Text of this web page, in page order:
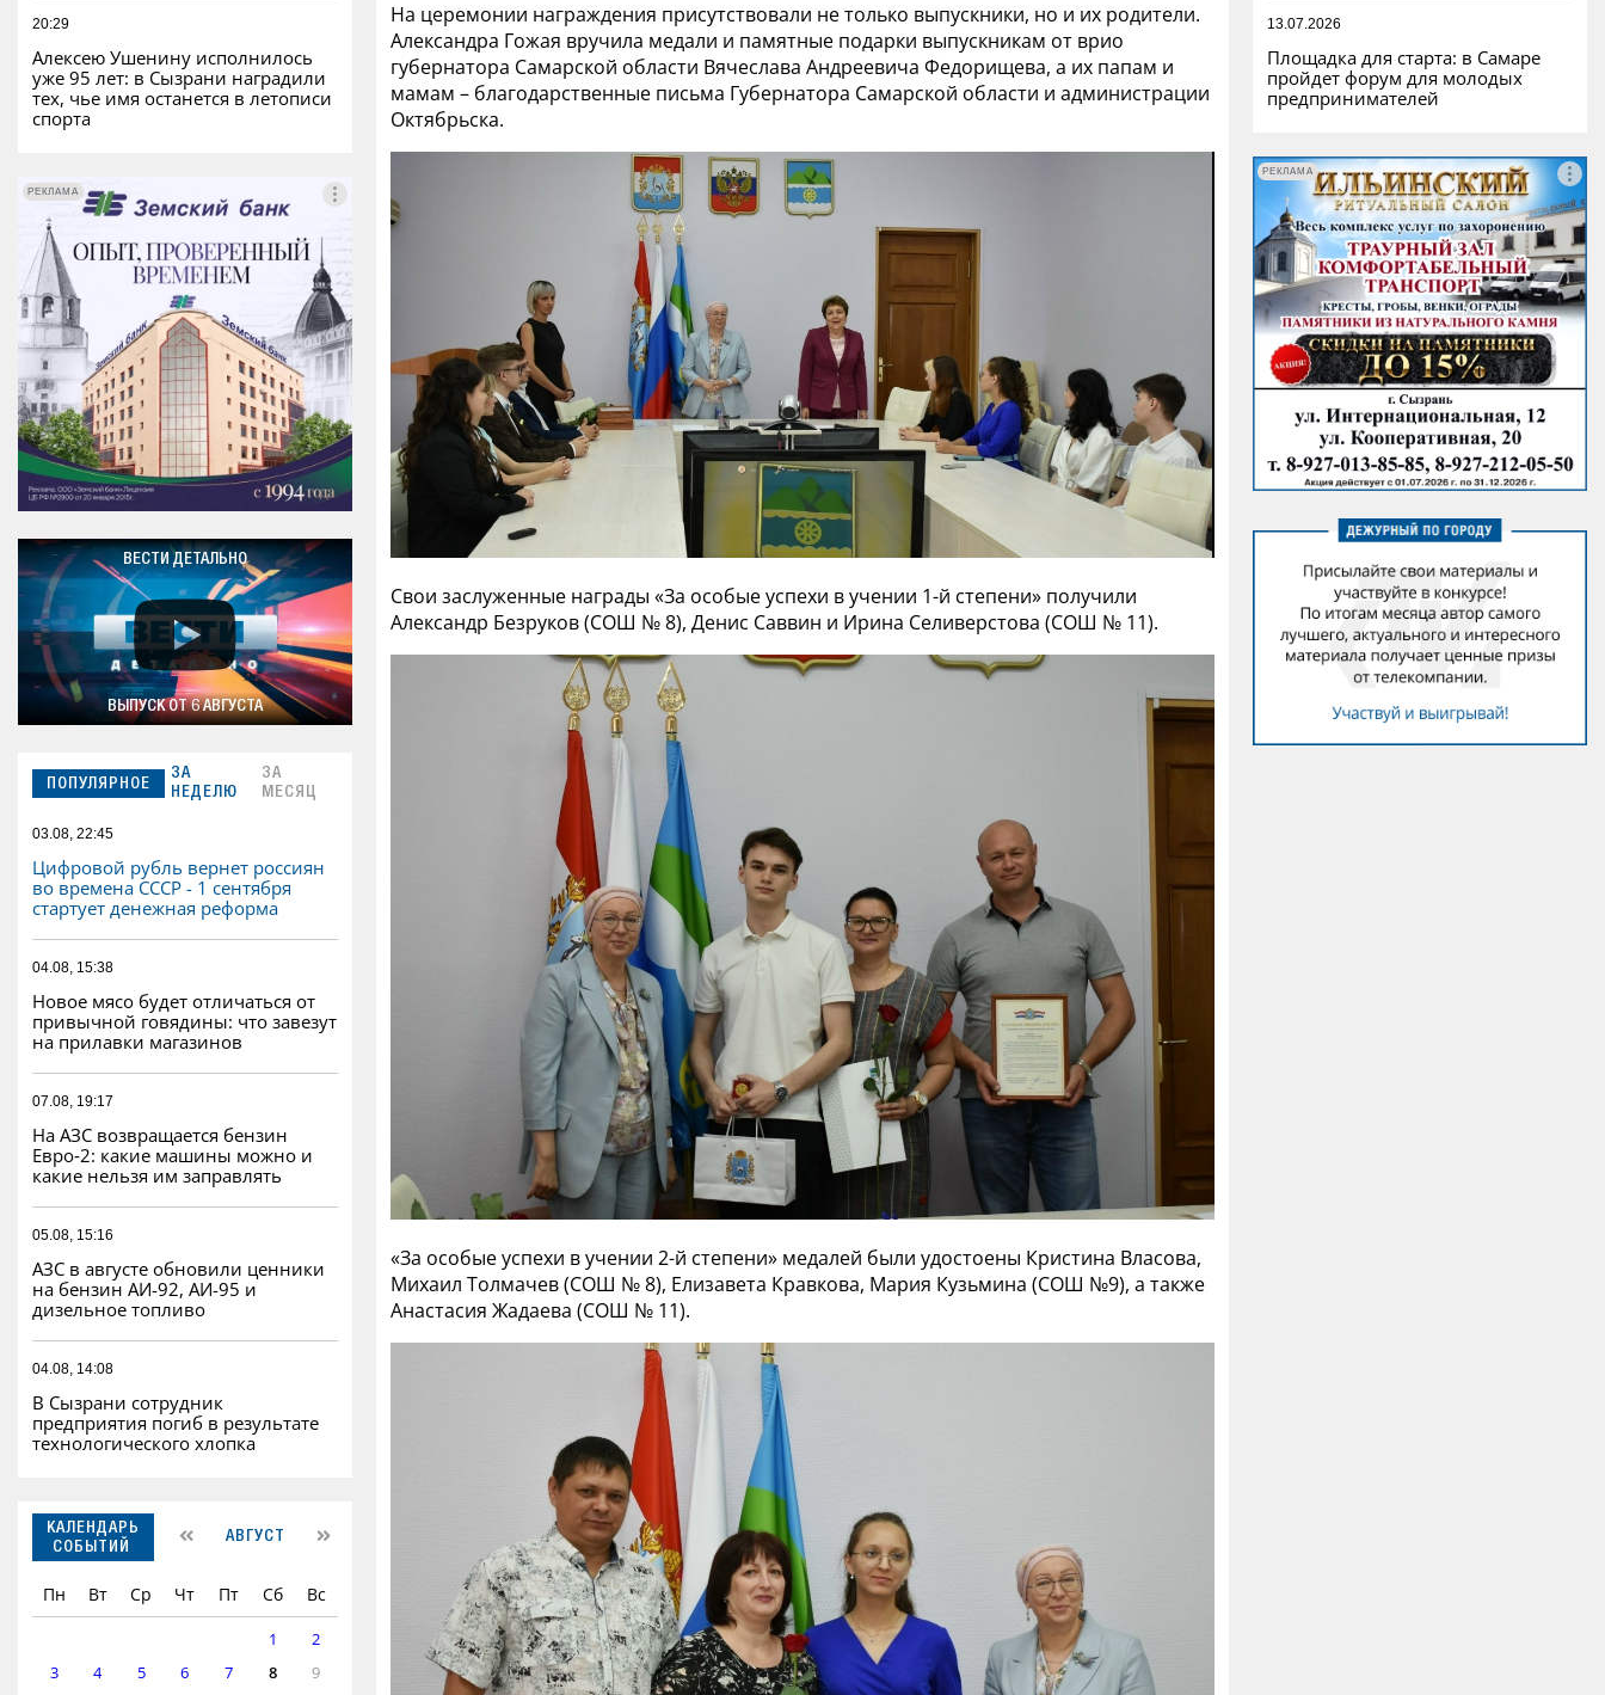
20:29
Алексею Ушенину исполнилось
уже 95 лет: в Сызрани наградили
тех, чье имя останется в летописи
спорта
РЕКЛАМА
РЕКЛАМА
ВЕСТИ ДЕТАЛЬНО
ВЫПУСК ОТ 6 АВГУСТА
ПОПУЛЯРНОЕ
ЗА
НЕДЕЛЮ
ЗА
МЕСЯЦ
03.08, 22:45
Цифровой рубль вернет россиян
во времена СССР - 1 сентября
стартует денежная реформа
04.08, 15:38
Новое мясо будет отличаться от
привычной говядины: что завезут
на прилавки магазинов
07.08, 19:17
На АЗС возвращается бензин
Евро‑2: какие машины можно и
какие нельзя им заправлять
05.08, 15:16
АЗС в августе обновили ценники
на бензин АИ-92, АИ-95 и
дизельное топливо
04.08, 14:08
В Сызрани сотрудник
предприятия погиб в результате
технологического хлопка
КАЛЕНДАРЬ
СОБЫТИЙ
АВГУСТ
Пн Вт Ср Чт Пт Сб Вс
1
2
3
4 5 6 7 8
9
На церемонии награждения присутствовали не только выпускники, но и их родители.
Александра Гожая вручила медали и памятные подарки выпускникам от врио
губернатора Самарской области Вячеслава Андреевича Федорищева, а их папам и
мамам – благодарственные письма Губернатора Самарской области и администрации
Октябрьска.
Свои заслуженные награды «За особые успехи в учении 1-й степени» получили
Александр Безруков (СОШ № 8), Денис Саввин и Ирина Селиверстова (СОШ № 11).
«За особые успехи в учении 2-й степени» медалей были удостоены Кристина Власова,
Михаил Толмачев (СОШ № 8), Елизавета Кравкова, Мария Кузьмина (СОШ №9), а также
Анастасия Жадаева (СОШ № 11).
13.07.2026
Площадка для старта: в Самаре
пройдет форум для молодых
предпринимателей
РЕКЛАМА